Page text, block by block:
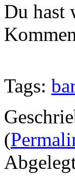
Du hast
Tags:
(